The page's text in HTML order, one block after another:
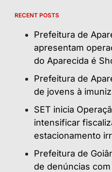
RECENT POSTS
Prefeitura de
apresentam
do Aparecida é
Prefeitura de
de jovens à
SET inicia
intensificar
estacionamento
Prefeitura de
de denúncias